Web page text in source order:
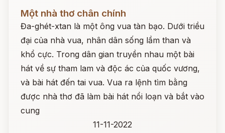
Một nhà thơ chân chính
Đa-ghét-xtan là một ông vua tàn bạo. Dưới triều
đại của nhà vua, nhân dân sống lầm than và
khổ cực. Trong dân gian truyền nhau một bài
hát về sự tham lam và độc ác của quốc vương,
và bài hát đến tai vua. Vua ra lệnh tìm bằng
được nhà thơ đã làm bài hát nổi loạn và bắt vào
cung
11-11-2022